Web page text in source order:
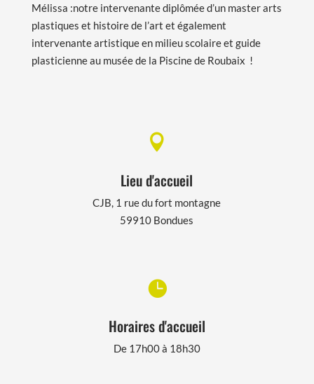
Mélissa :notre intervenante diplômée d’un master arts
plastiques et histoire de l’art et également
intervenante artistique en milieu scolaire et guide
plasticienne au musée de la Piscine de Roubaix !

Lieu d'accueil
CJB, 1 rue du fort montagne
59910 Bondues

Horaires d'accueil
De 17h00 à 18h30